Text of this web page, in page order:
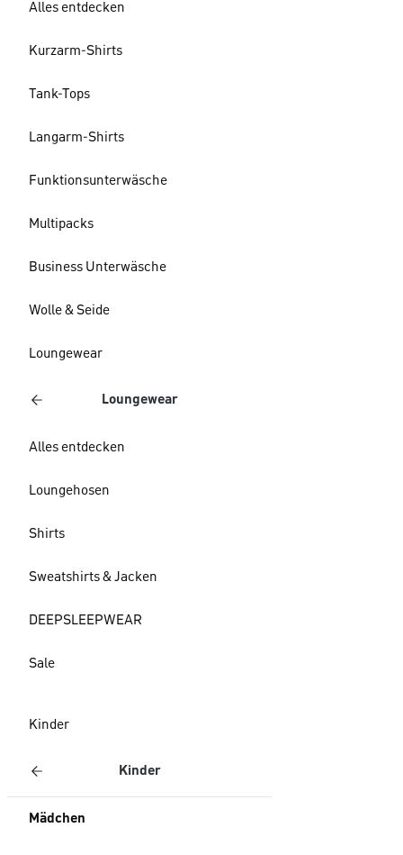
Alles entdecken
Kurzarm-Shirts
Tank-Tops
Langarm-Shirts
Funktionsunterwäsche
Multipacks
Business Unterwäsche
Wolle & Seide
Loungewear
Loungewear
Alles entdecken
Loungehosen
Shirts
Sweatshirts & Jacken
DEEPSLEEPWEAR
Sale
Kinder
Kinder
Mädchen